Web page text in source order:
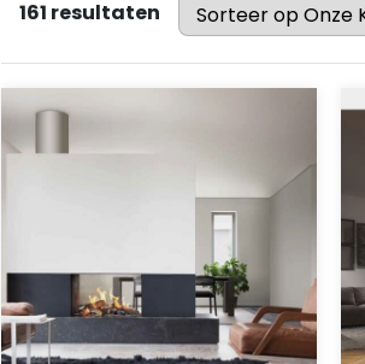
161 resultaten